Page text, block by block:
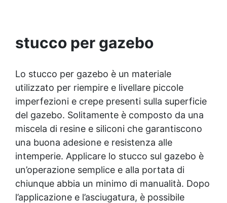
prodotto catalizza anche in acqua. Dopo
l’indurimento è resistente a cloro, calcare e
incollare una piastrella staccata sul fondo
piscina? Sì, è progettato proprio per
applicazioni subacquee dirette. 👉 Resiste al
cloro? Sì, è formulato per l’uso in piscine e
ambienti trattati con cloro. 👉 Serve un primer
prima dell’applicazione? No, basta pulire la
superficie e applicare direttamente lo stucco.
🏁 Perfetto per Piscine e spa Bordi vasca e
docce Centri benessere e hotel Manutentori e
installatori di rivestimenti ceramici
protegge dall'umidità, raggi UV e rende la
superficie antipolvere ✅ Facile applicazione
protezione rapida e duratura ✅ Ideale per
garage, cortili, magazzini e piazzali, resistente
a temperature estreme e agenti chimici
stucco per gazebo
Lo stucco per gazebo è un materiale
utilizzato per riempire e livellare piccole
imperfezioni e crepe presenti sulla superficie
del gazebo. Solitamente è composto da una
miscela di resine e siliconi che garantiscono
una buona adesione e resistenza alle
intemperie. Applicare lo stucco sul gazebo è
un’operazione semplice e alla portata di
chiunque abbia un minimo di manualità. Dopo
l’applicazione e l’asciugatura, è possibile